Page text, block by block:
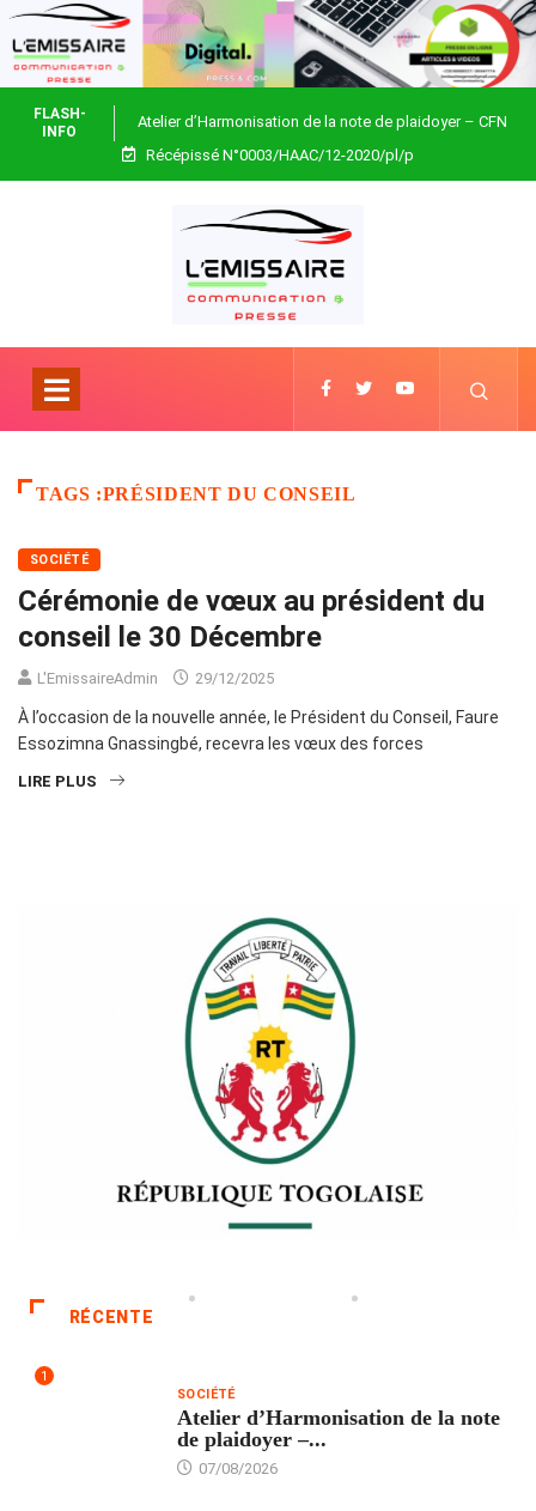
FLASH-
INFO
Atelier d’Harmonisation de la note de plaidoyer – CFN
Togo
Récépissé N°0003/HAAC/12-2020/pl/p
TAGS :PRÉSIDENT DU CONSEIL
SOCIÉTÉ
Cérémonie de vœux au président du
conseil le 30 Décembre
L'EmissaireAdmin 29/12/2025
À l’occasion de la nouvelle année, le Président du Conseil, Faure
Essozimna Gnassingbé, recevra les vœux des forces
LIRE PLUS
RÉCENTE
1
SOCIÉTÉ
Atelier d’Harmonisation de la note
de plaidoyer –...
07/08/2026